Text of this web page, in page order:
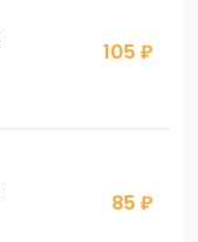
105 ₽
85 ₽